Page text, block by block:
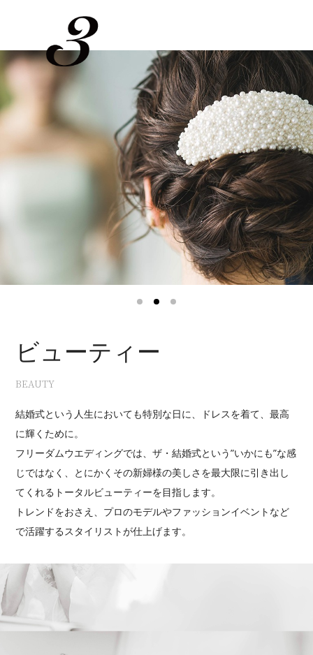
ビューティー
BEAUTY
結婚式という人生においても特別な日に、ドレスを着て、最高
に輝くために。
フリーダムウエディングでは、ザ・結婚式という”いかにも”な感
じではなく、とにかくその新婦様の美しさを最大限に引き出し
てくれるトータルビューティーを目指します。
トレンドをおさえ、プロのモデルやファッションイベントなど
で活躍するスタイリストが仕上げます。